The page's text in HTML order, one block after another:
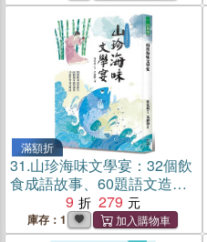
滿額折
31.山珍海味文學宴：32個飲
食成語故事、60題語文造句
運用、18道中華美食典故
9 279
庫存：1